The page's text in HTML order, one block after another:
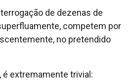
de dezenas de
competem por
no pretendido
é extremamente trivial: